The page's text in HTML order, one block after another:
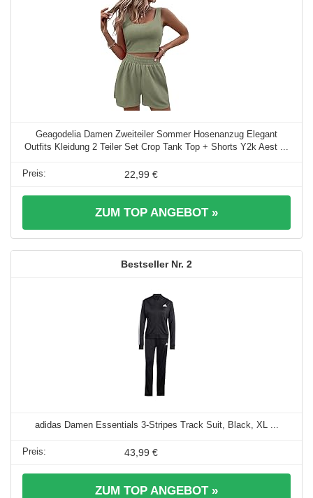
Geagodelia Damen Zweiteiler Sommer Hosenanzug Elegant
Outfits Kleidung 2 Teiler Set Crop Tank Top + Shorts Y2k Aest ...
22,99 €
ZUM TOP ANGEBOT »
2
adidas Damen Essentials 3-Stripes Track Suit, Black, XL ...
43,99 €
ZUM TOP ANGEBOT »